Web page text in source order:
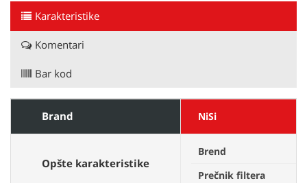
Karakteristike
Komentari
Bar kod
Brand NiSi
Opšte karakteristike
Brend
Prečnik filtera